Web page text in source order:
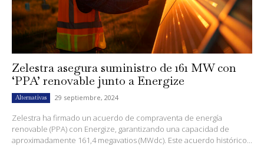
Zelestra asegura suministro de 161 MW con
‘PPA’ renovable junto a Energize
Alternativas 29 septiembre, 2024
Zelestra ha firmado un acuerdo de compraventa de energía
renovable (PPA) con Energize, garantizando una capacidad de
aproximadamente 161,4 megavatios (MWdc). Este acuerdo histórico...